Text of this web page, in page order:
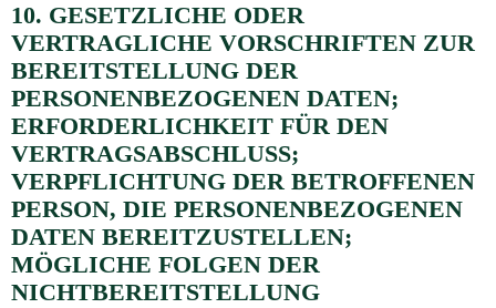
10. GESETZLICHE ODER
VERTRAGLICHE VORSCHRIFTEN ZUR
BEREITSTELLUNG DER
PERSONENBEZOGENEN DATEN;
ERFORDERLICHKEIT FÜR DEN
VERTRAGSABSCHLUSS;
VERPFLICHTUNG DER BETROFFENEN
PERSON, DIE PERSONENBEZOGENEN
DATEN BEREITZUSTELLEN;
MÖGLICHE FOLGEN DER
NICHTBEREITSTELLUNG